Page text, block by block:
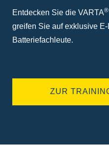
Entdecken Sie die VARTA®
greifen Sie auf exklusive
Batteriefachleute.
ZUR